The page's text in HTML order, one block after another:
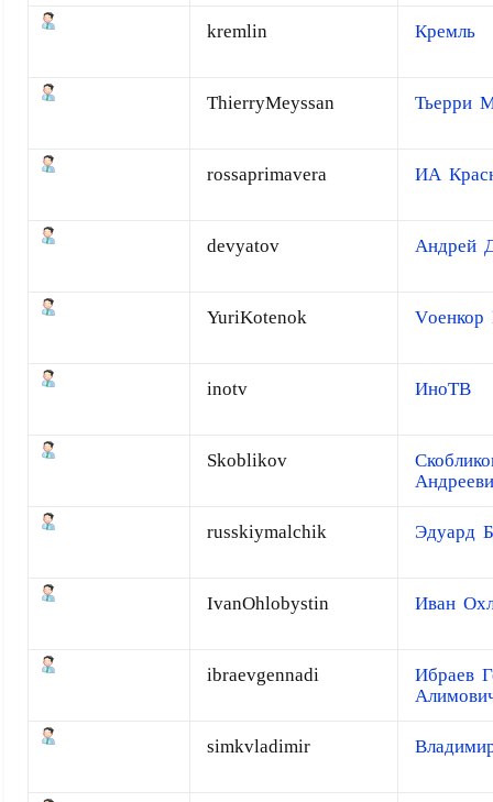
kremlin Кремль
ThierryMeyssan Тьерри
rossaprimavera ИА
devyatov Андрей
YuriKotenok Vоенкор
inotv ИноТВ
Skoblikov
russkiymalchik Эдуард
IvanOhlobystin Иван
ibraevgennadi
Ибраев
simkvladimir